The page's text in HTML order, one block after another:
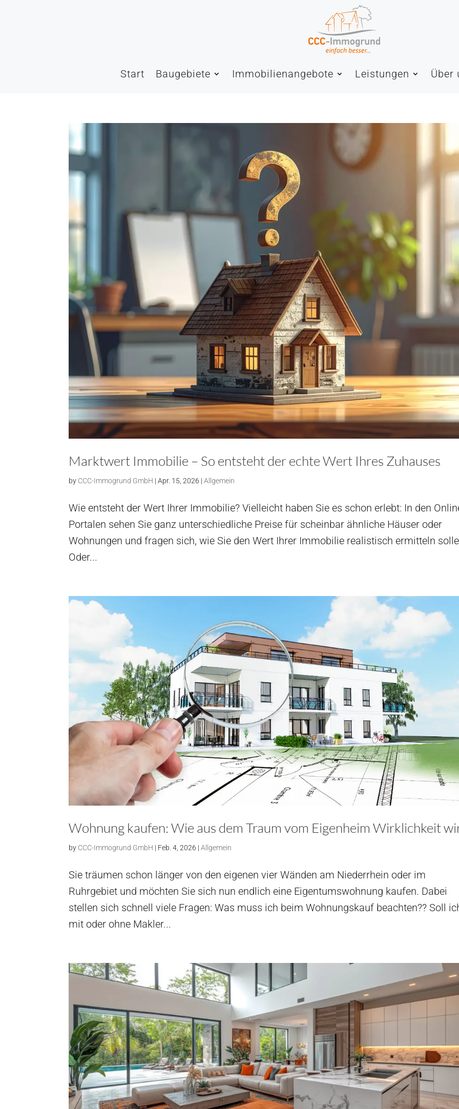
Start Baugebiete Immobilienangebote Leistungen Über
Marktwert Immobilie – So entsteht der echte Wert Ihres Zuhauses
by CCC-Immogrund GmbH |Apr. 15, 2026 |Allgemein
Wie entsteht der Wert Ihrer Immobilie? Vielleicht haben Sie es schon erlebt: In den
Portalen sehen Sie ganz unterschiedliche Preise für scheinbar ähnliche Häuser oder
Wohnungen und fragen sich, wie Sie den Wert Ihrer Immobilie realistisch ermitteln
Oder...
Wohnung kaufen: Wie aus dem Traum vom Eigenheim Wirklichkeit
by CCC-Immogrund GmbH | Feb. 4, 2026 |Allgemein
Sie träumen schon länger von den eigenen vier Wänden am Niederrhein oder im
Ruhrgebiet und möchten Sie sich nun endlich eine Eigentumswohnung kaufen. Dabei
stellen sich schnell viele Fragen: Was muss ich beim Wohnungskauf beachten?? Soll
mit oder ohne Makler...